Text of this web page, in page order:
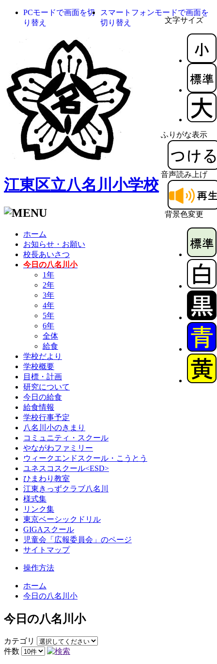
文字サイズ
ふりがな表示
音声読み上げ
背景色変更
PCモードで画面を切
り替え
スマートフォンモードで画面を
切り替え
江東区立八名川小学校
ホーム
お知らせ・お願い
校長あいさつ
今日の八名川小
1年
2年
3年
4年
5年
6年
全体
給食
学校だより
学校概要
目標・計画
研究について
今日の給食
給食情報
学校行事予定
八名川小のきまり
コミュニティ・スクール
やながわファミリー
ウィークエンドスクール・こうとう
ユネスコスクール<ESD>
ひまわり教室
江東きっずクラブ八名川
様式集
リンク集
東京ベーシックドリル
GIGAスクール
児童会「広報委員会」のページ
サイトマップ
操作方法
ホーム
今日の八名川小
今日の八名川小
カテゴリ
件数